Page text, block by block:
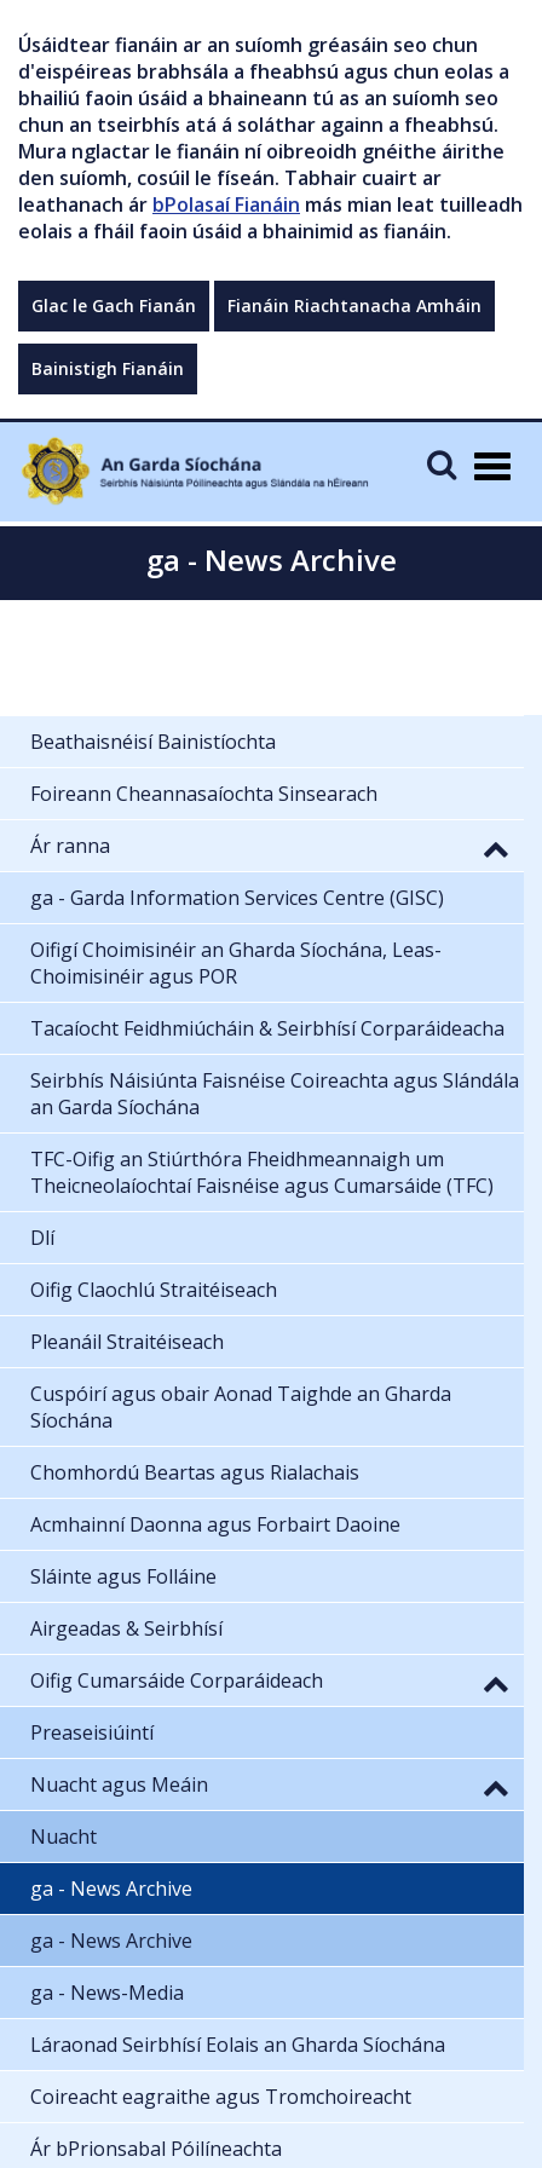
Úsáidtear fianáin ar an suíomh gréasáin seo chun
d'eispéireas brabhsála a fheabhsú agus chun eolas a
bhailiú faoin úsáid a bhaineann tú as an suíomh seo
chun an tseirbhís atá á soláthar againn a fheabhsú.
Mura nglactar le fianáin ní oibreoidh gnéithe áirithe
den suíomh, cosúil le físeán. Tabhair cuairt ar
leathanach ár bPolasaí Fianáin más mian leat tuilleadh
eolais a fháil faoin úsáid a bhainimid as fianáin.
Glac le Gach Fianán Fianáin Riachtanacha Amháin
Bainistigh Fianáin
ga - News Archive
Beathaisnéisí Bainistíochta
Foireann Cheannasaíochta Sinsearach
Ár ranna
ga - Garda Information Services Centre (GISC)
Oifigí Choimisinéir an Gharda Síochána, Leas-
Choimisinéir agus POR
Tacaíocht Feidhmiúcháin & Seirbhísí Corparáideacha
Seirbhís Náisiúnta Faisnéise Coireachta agus Slándála
an Garda Síochána
TFC-Oifig an Stiúrthóra Fheidhmeannaigh um
Theicneolaíochtaí Faisnéise agus Cumarsáide (TFC)
Dlí
Oifig Claochlú Straitéiseach
Pleanáil Straitéiseach
Cuspóirí agus obair Aonad Taighde an Gharda
Síochána
Chomhordú Beartas agus Rialachais
Acmhainní Daonna agus Forbairt Daoine
Sláinte agus Folláine
Airgeadas & Seirbhísí
Oifig Cumarsáide Corparáideach
Preaseisiúintí
Nuacht agus Meáin
Nuacht
ga - News Archive
ga - News Archive
ga - News-Media
Láraonad Seirbhísí Eolais an Gharda Síochána
Coireacht eagraithe agus Tromchoireacht
Ár bPrionsabal Póilíneachta